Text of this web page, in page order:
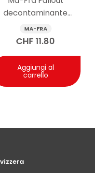
efficace del
dipendere
decontaminante
ferroso carrozzeria e
cerchi 500 ml
MA-FRA
CHF 11.80
Aggiungi al
carrello